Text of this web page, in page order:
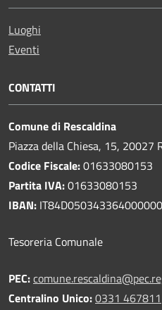
Luoghi
Eventi
CONTATTI
Comune di Rescaldina
Piazza della Chiesa, 15, 20027
Codice Fiscale:01633080153
Partita IVA:01633080153
IBAN:
Tesoreria Comunale
PEC:
Centralino Unico:0331 467811